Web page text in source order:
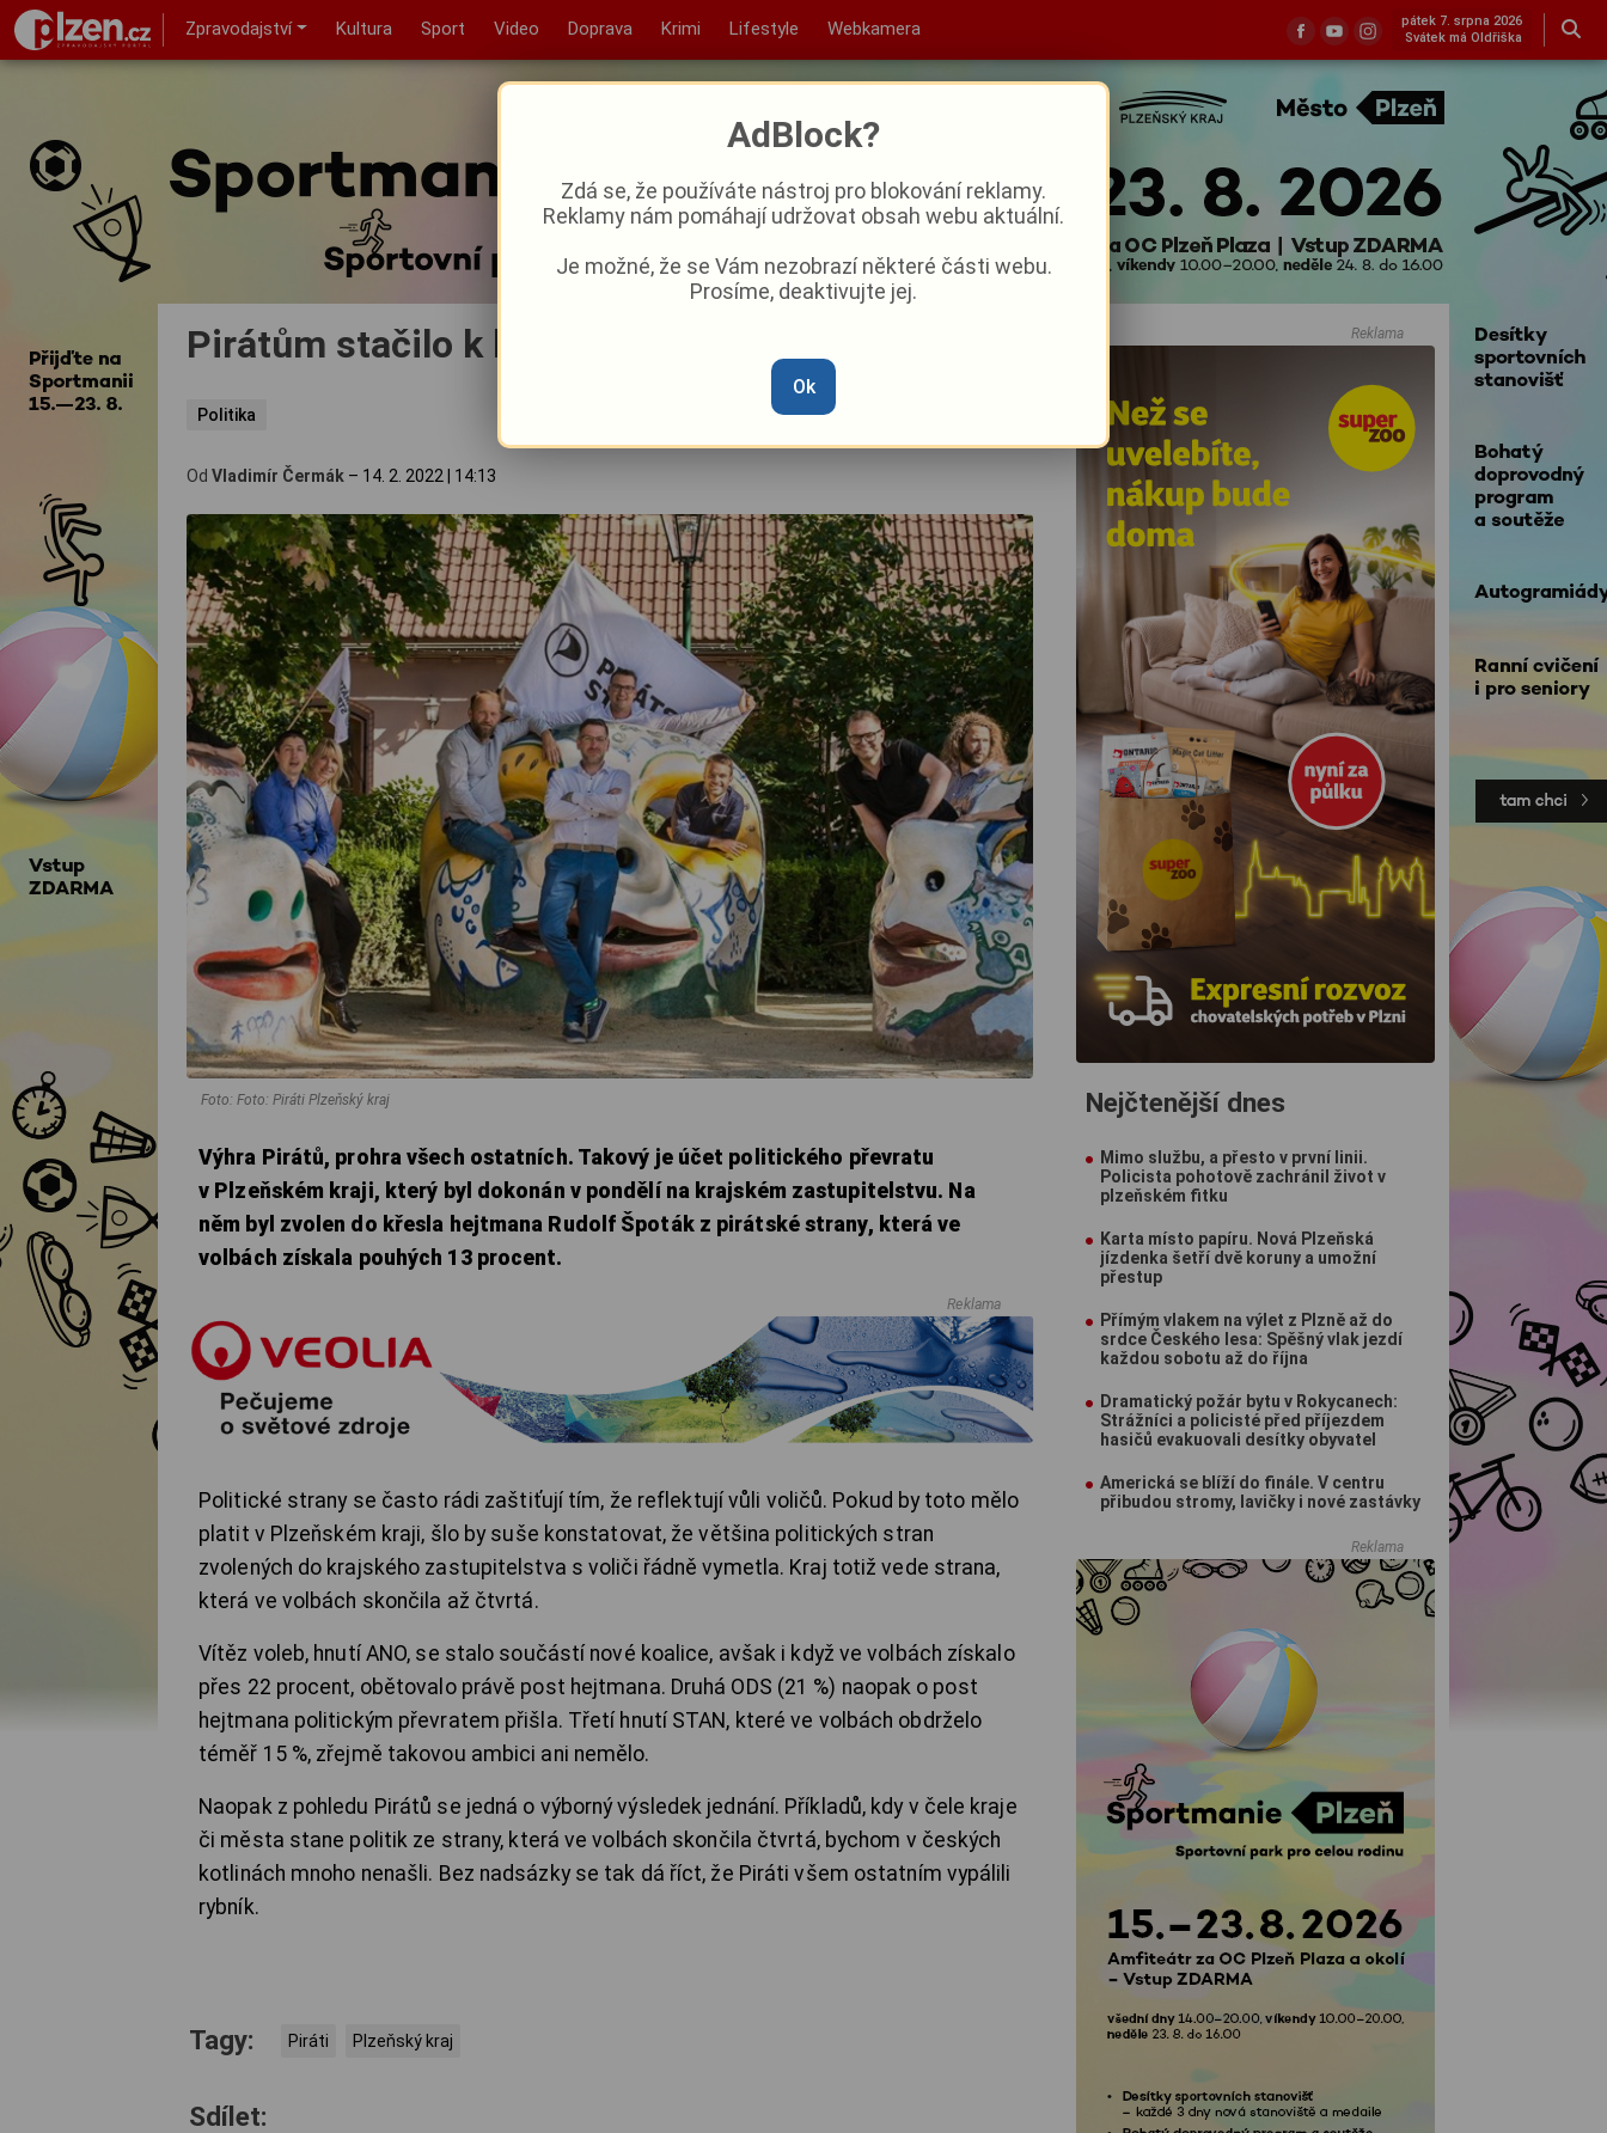
Zpravodajství Kultura Sport Video Doprava Krimi Lifestyle Webkamera
pátek 7. srpna 2026
Svátek má Oldřiška
Pirátům stačilo k hejtmanovi 13 % ve volbách
Politika
Od Vladimír Čermák – 14. 2. 2022 14:13
Foto: Foto: Piráti Plzeňský kraj
Výhra Pirátů, prohra všech ostatních. Takový je účet politického převratu
v Plzeňském kraji, který byl dokonán v pondělí na krajském zastupitelstvu. Na
něm byl zvolen do křesla hejtmana Rudolf Špoták z pirátské strany, která ve
volbách získala pouhých 13 procent.
Reklama
Politické strany se často rádi zaštiťují tím, že reflektují vůli voličů. Pokud by toto mělo
platit v Plzeňském kraji, šlo by suše konstatovat, že většina politických stran
zvolených do krajského zastupitelstva s voliči řádně vymetla. Kraj totiž vede strana,
která ve volbách skončila až čtvrtá.
Vítěz voleb, hnutí ANO, se stalo součástí nové koalice, avšak i když ve volbách získalo
přes 22 procent, obětovalo právě post hejtmana. Druhá ODS (21 %) naopak o post
hejtmana politickým převratem přišla. Třetí hnutí STAN, které ve volbách obdrželo
téměř 15 %, zřejmě takovou ambici ani nemělo.
Naopak z pohledu Pirátů se jedná o výborný výsledek jednání. Příkladů, kdy v čele kraje
či města stane politik ze strany, která ve volbách skončila čtvrtá, bychom v českých
kotlinách mnoho nenašli. Bez nadsázky se tak dá říct, že Piráti všem ostatním vypálili
rybník.
Tagy: Piráti Plzeňský kraj
Sdílet:
Reklama
Nejčtenější dnes
Mimo službu, a přesto v první linii.
Policista pohotově zachránil život v
plzeňském fitku
Karta místo papíru. Nová Plzeňská
jízdenka šetří dvě koruny a umožní
přestup
Přímým vlakem na výlet z Plzně až do
srdce Českého lesa: Spěšný vlak jezdí
každou sobotu až do října
Dramatický požár bytu v Rokycanech:
Strážníci a policisté před příjezdem
hasičů evakuovali desítky obyvatel
Americká se blíží do finále. V centru
přibudou stromy, lavičky i nové zastávky
Reklama
AdBlock?
Zdá se, že používáte nástroj pro blokování reklamy.
Reklamy nám pomáhají udržovat obsah webu aktuální.
Je možné, že se Vám nezobrazí některé části webu.
Prosíme, deaktivujte jej.
Ok